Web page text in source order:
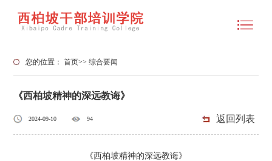
您的位置：首页>>综合要闻
《西柏坡精神的深远教诲》
2024-09-10 94 返回列表
《西柏坡精神的深远教诲》